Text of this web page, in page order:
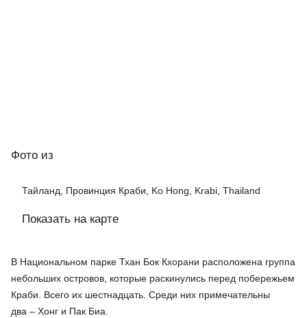
Фото из
Тайланд, Провинция Краби, Ko Hong, Krabi, Thailand
Показать на карте
В Национальном парке Тхан Бок Кхорани расположена группа
небольших островов, которые раскинулись перед побережьем
Краби. Всего их шестнадцать. Среди них примечательны
два – Хонг и Пак Биа.